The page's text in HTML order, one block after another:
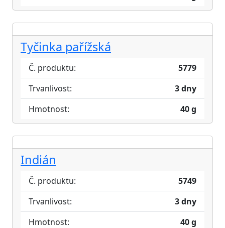
Tyčinka pařížská
Č. produktu:
5779
Trvanlivost:
3 dny
Hmotnost:
40 g
Indián
Č. produktu:
5749
Trvanlivost:
3 dny
Hmotnost:
40 g